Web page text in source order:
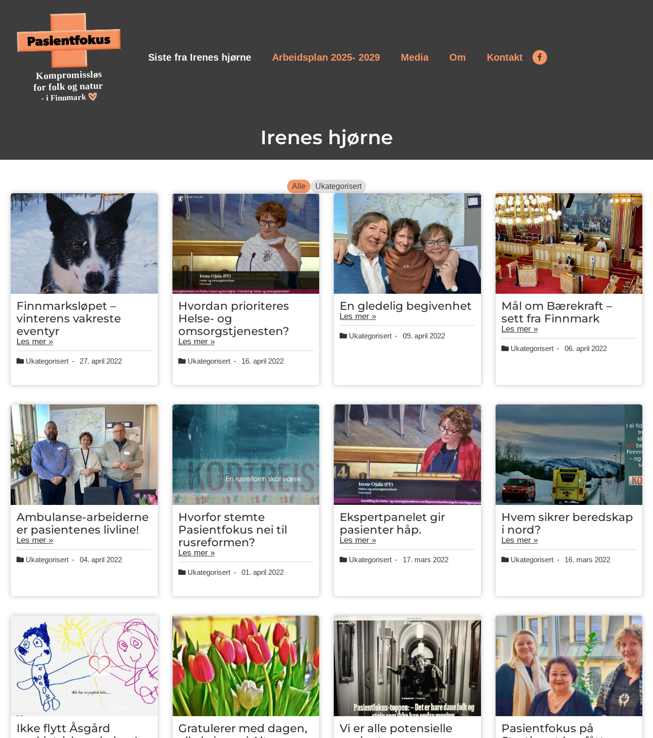
Siste fra Irenes hjørne Arbeidsplan 2025- 2029 Media Om Kontakt
Irenes hjørne
Ukategorisert
Alle
Finnmarksløpet –
vinterens vakreste
eventyr
Les mer »
Ukategorisert - 27. april 2022
Hvordan prioriteres
Helse- og
omsorgstjenesten?
Les mer »
Ukategorisert - 16. april 2022
En gledelig begivenhet
Les mer »
Ukategorisert - 09. april 2022
Mål om Bærekraft –
sett fra Finnmark
Les mer »
Ukategorisert - 06. april 2022
Ambulanse-arbeiderne
er pasientenes livline!
Les mer »
Ukategorisert - 04. april 2022
Hvorfor stemte
Pasientfokus nei til
rusreformen?
Les mer »
Ukategorisert - 01. april 2022
Ekspertpanelet gir
pasienter håp.
Les mer »
Ukategorisert - 17. mars 2022
Hvem sikrer beredskap
i nord?
Les mer »
Ukategorisert - 16. mars 2022
Ikke flytt Åsgård
Gratulerer med dagen,
Vi er alle potensielle
Pasientfokus på